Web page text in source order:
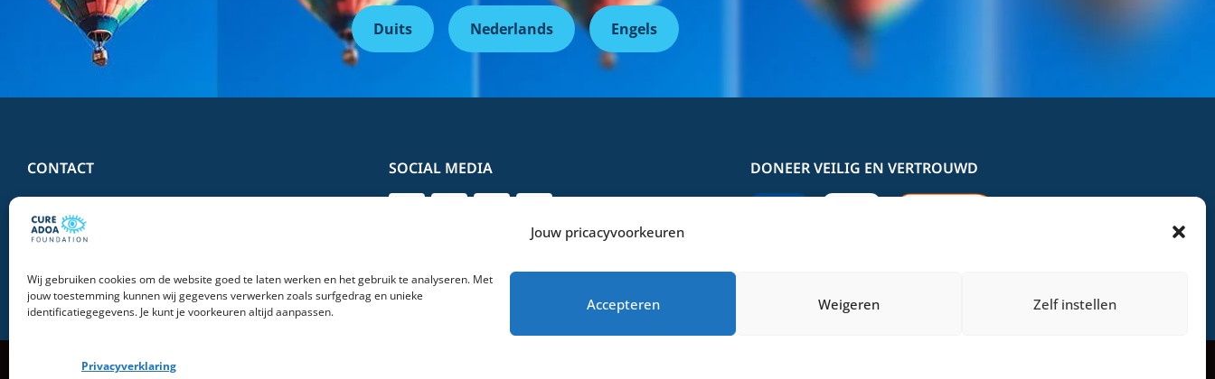
Jouw pricacyvoorkeuren
Wij gebruiken cookies om de website goed te laten werken en het gebruik te analyseren. Met
jouw toestemming kunnen wij gegevens verwerken zoals surfgedrag en unieke
identificatiegegevens. Je kunt je voorkeuren altijd aanpassen.
Accepteren Weigeren Zelf instellen
Privacyverklaring
Duits Nederlands Engels
CONTACT
SOCIAL MEDIA DONEER VEILIG EN VERTROUWD
© 2026 Stichting Cure ADOA Foundation | All Rights Reserved |